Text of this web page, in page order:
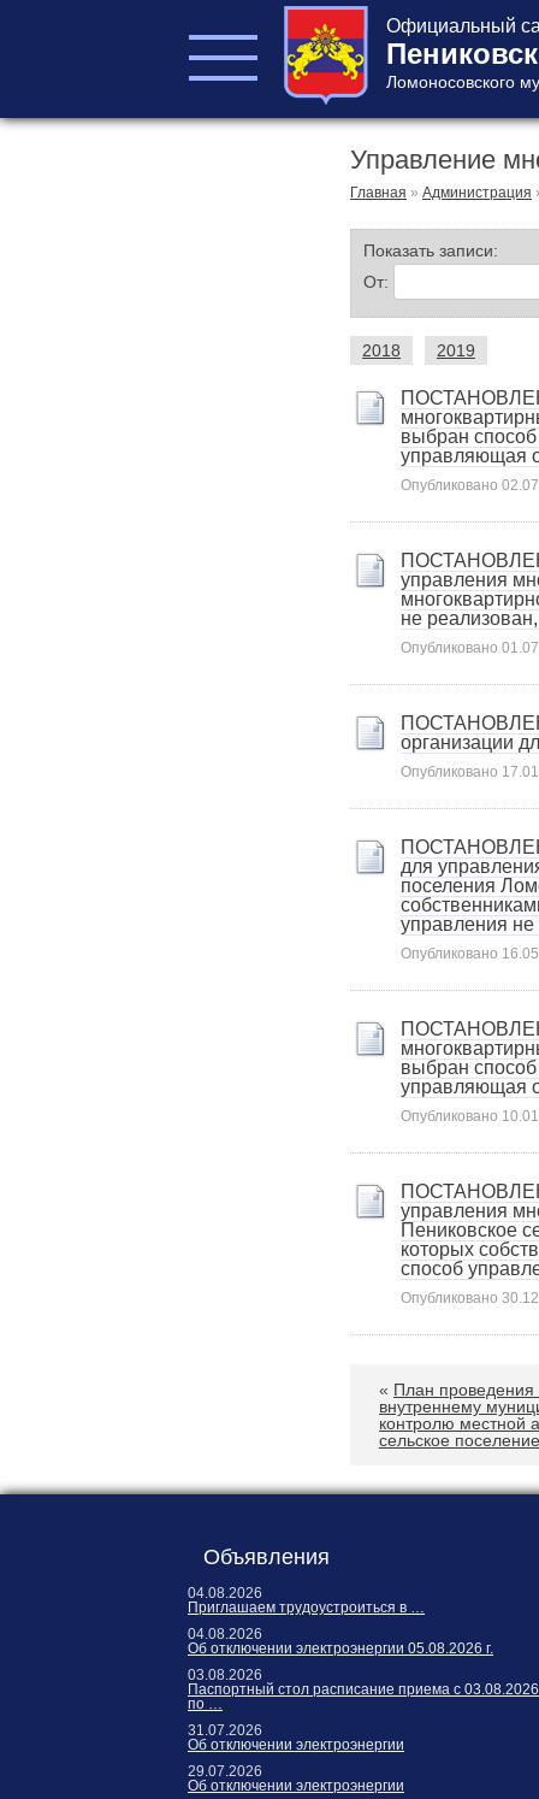
Официальный
Ломоносовского
Управление
Главная » Администрация
Показать записи:
От:
2018 2019
выбран
управляющая
Опубликовано
управления
не
Опубликовано
организации
Опубликовано
для
поселения
управления
Опубликовано
выбран
управляющая
Опубликовано
управления
Пениковское
которых
способ
Опубликовано
« План проведения
внутреннему
контролю местной
сельское
Объявления
04.08.2026
Приглашаем трудоустроиться в …
04.08.2026
Об отключении электроэнергии 05.08.2026 г.
03.08.2026
Паспортный стол расписание приема с 03.08.2026
по …
31.07.2026
Об отключении электроэнергии
29.07.2026
Об отключении электроэнергии